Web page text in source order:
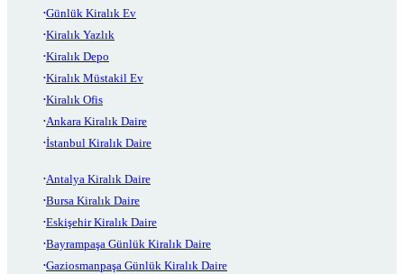
Günlük Kiralık Ev
Kiralık Yazlık
Kiralık Depo
Kiralık Müstakil Ev
Kiralık Ofis
Ankara Kiralık Daire
İstanbul Kiralık Daire
Antalya Kiralık Daire
Bursa Kiralık Daire
Eskişehir Kiralık Daire
Bayrampaşa Günlük Kiralık Daire
Gaziosmanpaşa Günlük Kiralık Daire